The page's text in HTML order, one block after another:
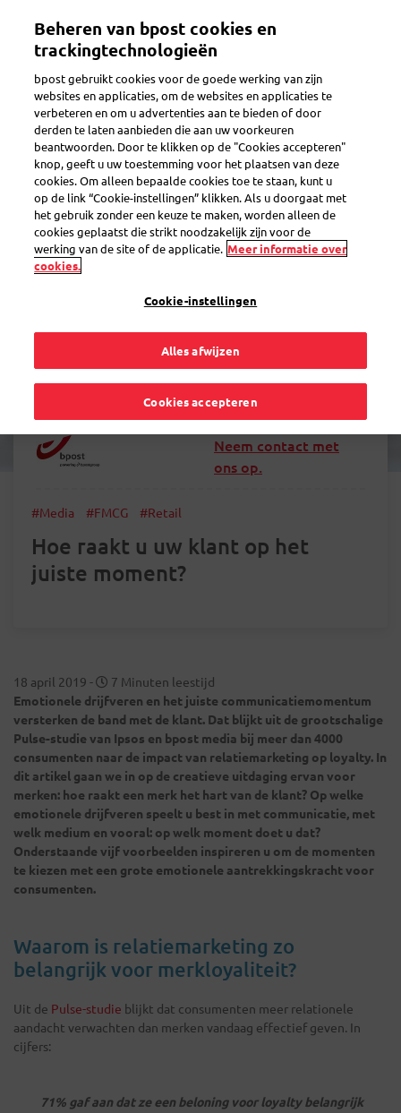
inhoud
Toggle navigation
Terug
Neem contact met
ons op.
#Media #FMCG #Retail
Hoe raakt u uw klant op het
juiste moment?
18 april 2019 -
7 Minuten leestijd
Emotionele drijfveren en het juiste communicatiemomentum
versterken de band met de klant. Dat blijkt uit de grootschalige
Pulse-studie van Ipsos en bpost media bij meer dan 4000
consumenten naar de impact van relatiemarketing op loyalty. In
dit artikel gaan we in op de creatieve uitdaging ervan voor
merken: hoe raakt een merk het hart van de klant? Op welke
emotionele drijfveren speelt u best in met communicatie, met
welk medium en vooral: op welk moment doet u dat?
Onderstaande vijf voorbeelden inspireren u om de momenten
te kiezen met een grote emotionele aantrekkingskracht voor
consumenten.
Waarom is relatiemarketing zo
belangrijk voor merkloyaliteit?
Uit de Pulse-studie blijkt dat consumenten meer relationele
aandacht verwachten dan merken vandaag effectief geven. In
cijfers:
71% gaf aan dat ze een beloning voor loyalty belangrijk
Beheren van bpost cookies en
trackingtechnologieën
bpost gebruikt cookies voor de goede werking van zijn
websites en applicaties, om de websites en applicaties te
verbeteren en om u advertenties aan te bieden of door
derden te laten aanbieden die aan uw voorkeuren
beantwoorden. Door te klikken op de "Cookies accepteren"
knop, geeft u uw toestemming voor het plaatsen van deze
cookies. Om alleen bepaalde cookies toe te staan, kunt u
op de link “Cookie-instellingen” klikken. Als u doorgaat met
het gebruik zonder een keuze te maken, worden alleen de
cookies geplaatst die strikt noodzakelijk zijn voor de
werking van de site of de applicatie. Meer informatie over
cookies.
Cookie-instellingen
Alles afwijzen
Cookies accepteren